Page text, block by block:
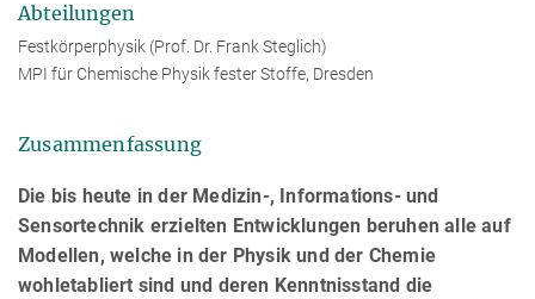
Abteilungen
Festkörperphysik (Prof. Dr. Frank Steglich)
MPI für Chemische Physik fester Stoffe, Dresden
Zusammenfassung
Die bis heute in der Medizin-, Informations- und
Sensortechnik erzielten Entwicklungen beruhen alle auf
Modellen, welche in der Physik und der Chemie
wohletabliert sind und deren Kenntnisstand die